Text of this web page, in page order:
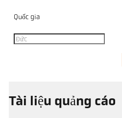
Quốc gia
Tài liệu quảng cáo